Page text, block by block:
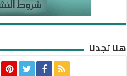
هنا تجدنا